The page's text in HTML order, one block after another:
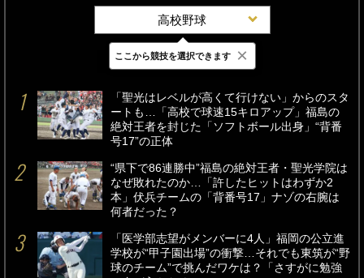
高校野球
最新 24時間 週間
「聖光はレベルが高くて行けない」からのスタ
ートも…「高校で球速15キロアップ」福島の
絶対王者を封じた「ソフトボール出身」“背番
号17”の正体
“県下で86連勝中”福島の絶対王者・聖光学院は
なぜ敗れたのか…「許したヒットはわずか2
本」伏兵チームの「背番号17」ナゾの右腕は
何者だった？
「医学部志望がメンバーに4人」福岡の公立進
学校が“甲子園出場”の衝撃…それでも東筑が“野
球のチーム”で挑んだワケは？「さすがに勉強
ここから競技を選択できます ×